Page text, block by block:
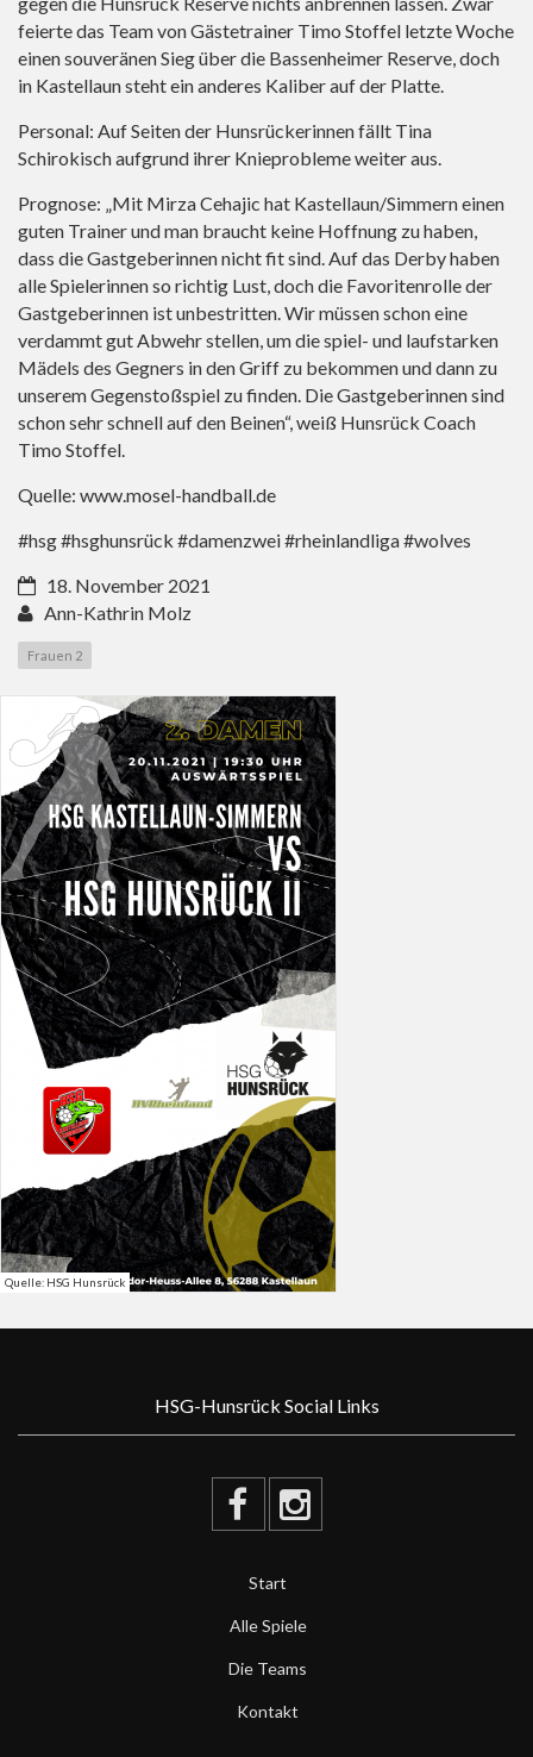
feierte das Team von Gästetrainer Timo Stoffel letzte Woche
einen souveränen Sieg über die Bassenheimer Reserve, doch
in Kastellaun steht ein anderes Kaliber auf der Platte.
Personal: Auf Seiten der Hunsrückerinnen fällt Tina
Schirokisch aufgrund ihrer Knieprobleme weiter aus.
Prognose: „Mit Mirza Cehajic hat Kastellaun/Simmern einen
guten Trainer und man braucht keine Hoffnung zu haben,
dass die Gastgeberinnen nicht fit sind. Auf das Derby haben
alle Spielerinnen so richtig Lust, doch die Favoritenrolle der
Gastgeberinnen ist unbestritten. Wir müssen schon eine
verdammt gut Abwehr stellen, um die spiel- und laufstarken
Mädels des Gegners in den Griff zu bekommen und dann zu
unserem Gegenstoßspiel zu finden. Die Gastgeberinnen sind
schon sehr schnell auf den Beinen“, weiß Hunsrück Coach
Timo Stoffel.
Quelle: www.mosel-handball.de
#hsg #hsghunsrück #damenzwei #rheinlandliga #wolves
18. November 2021
Ann-Kathrin Molz
Frauen 2
Quelle: HSG Hunsrück
HSG-Hunsrück Social Links
Start
Alle Spiele
Die Teams
Kontakt